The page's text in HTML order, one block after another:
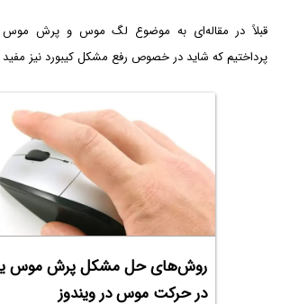
قبلاً در مقاله‌ای به موضوع لگ موس و پرش موس و
پرداختیم که شاید در خصوص رفع مشکل کیبورد نیز مفید
روش‌های حل مشکل پرش موس یا
در حرکت موس در ویندوز